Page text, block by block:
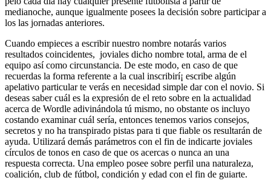
medianoche, aunque igualmente posees la decisión sobre participar a
los las jornadas anteriores.
Cuando empieces a escribir nuestro nombre notarás varios
resultados coincidentes, joviales dicho nombre total, arma de el
equipo así­ como circunstancia. De este modo, en caso de que
recuerdas la forma referente a la cual inscribirí¡ escribe algún
apelativo particular te verás en necesidad simple dar con el novio. Si
deseas saber cuál es la expresión de el reto sobre en la actualidad
acerca de Wordle adivinándola tú mismo, no obstante os incluyo
costando examinar cuál serí­a, entonces tenemos varios consejos,
secretos y no ha transpirado pistas para ti que fiable os resultarán de
ayuda. Utilizará demás parámetros con el fin de indicarte joviales
círculos de tonos en caso de que os acercas o nunca an una
respuesta correcta. Una empleo posee sobre perfil una naturaleza,
coalición, club de fútbol, condición y edad con el fin de guiarte.